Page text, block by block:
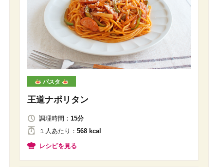
パスタ
王道ナポリタン
調理時間： 15分
１人あたり ： 568 kcal
レシピを見る